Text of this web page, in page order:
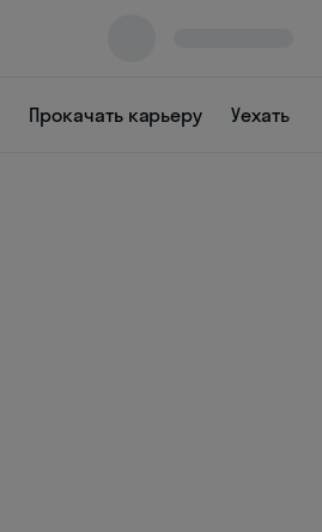
Прокачать карьеру Уехать